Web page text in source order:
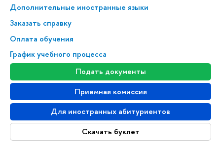
Дополнительные иностранные языки
Заказать справку
Оплата обучения
График учебного процесса
Подать документы
Приемная комиссия
Для иностранных абитуриентов
Скачать буклет